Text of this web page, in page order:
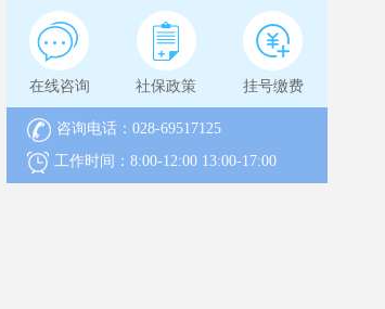
在线咨询 社保政策 挂号缴费
咨询电话：028-69517125
工作时间：8:00-12:00 13:00-17:00